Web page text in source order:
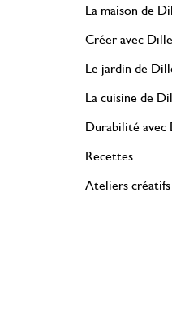
La maison de
Créer avec Dille
Le jardin de
La cuisine de
Durabilité avec
Recettes
Ateliers créatifs